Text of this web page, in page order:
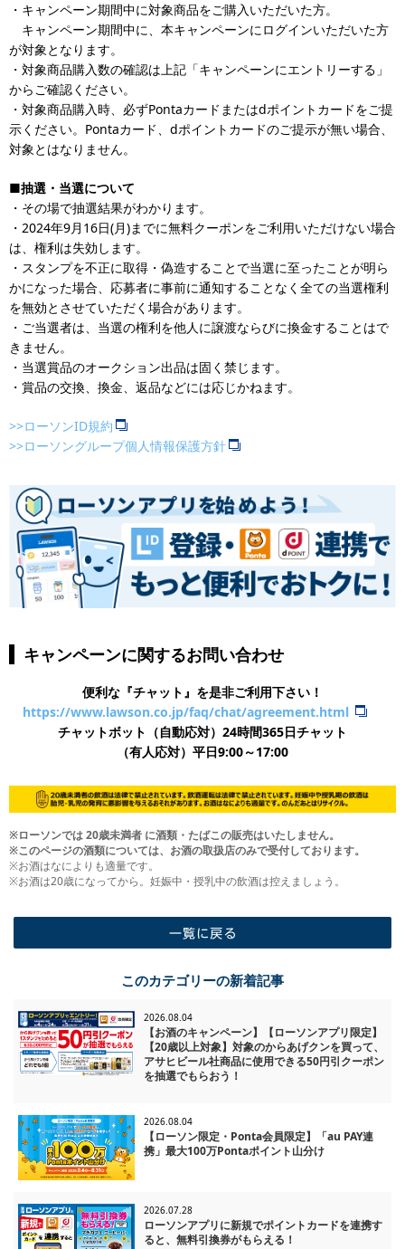
・キャンペーン期間中に対象商品をご購入いただいた方。
キャンペーン期間中に、本キャンペーンにログインいただいた方
が対象となります。
・対象商品購入数の確認は上記「キャンペーンにエントリーする」
からご確認ください。
・対象商品購入時、必ずPontaカードまたはdポイントカードをご提
示ください。Pontaカード、dポイントカードのご提示が無い場合、
対象とはなりません。
■抽選・当選について
・その場で抽選結果がわかります。
・2024年9月16日(月)までに無料クーポンをご利用いただけない場合
は、権利は失効します。
・スタンプを不正に取得・偽造することで当選に至ったことが明ら
かになった場合、応募者に事前に通知することなく全ての当選権利
を無効とさせていただく場合があります。
・ご当選者は、当選の権利を他人に譲渡ならびに換金することはで
きません。
・当選賞品のオークション出品は固く禁じます。
・賞品の交換、換金、返品などには応じかねます。
>>ローソンID規約
>>ローソングループ個人情報保護方針
キャンペーンに関するお問い合わせ
便利な『チャット』を是非ご利用下さい！
https://www.lawson.co.jp/faq/chat/agreement.html
チャットボット（自動応対）24時間365日チャット
​（有人応対）平日9:00～17:00
※ローソンでは 20歳未満者 に酒類・たばこの販売はいたしません。
※このページの酒類については、お酒の取扱店のみで受付しております。
※お酒はなによりも適量です。
※お酒は20歳になってから。妊娠中・授乳中の飲酒は控えましょう。
このカテゴリーの新着記事
2026.08.04
【お酒のキャンペーン】【ローソンアプリ限定】
【20歳以上対象】対象のからあげクンを買って、
アサヒビール社商品に使用できる50円引クーポン
を抽選でもらおう！
2026.08.04
【ローソン限定・Ponta会員限定】「au PAY連
携」最大100万Pontaポイント山分け
2026.07.28
ローソンアプリに新規でポイントカードを連携す
ると、無料引換券がもらえる！